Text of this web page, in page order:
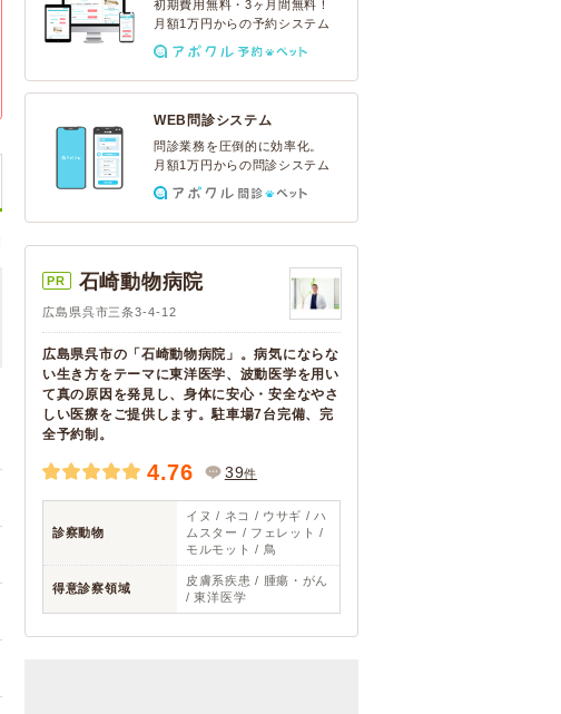
初期費用無料・3ヶ月間無料！
月額1万円からの予約システム
WEB問診システム
問診業務を圧倒的に効率化。
月額1万円からの問診システム
PR 石崎動物病院
広島県呉市三条3-4-12
広島県呉市の「石崎動物病院」。病気にならな
い生き方をテーマに東洋医学、波動医学を用い
て真の原因を発見し、身体に安心・安全なやさ
しい医療をご提供します。駐車場7台完備、完
全予約制。
4.76 39件
診察動物
イヌ / ネコ / ウサギ / ハ
ムスター / フェレット /
モルモット / 鳥
得意診察領域
皮膚系疾患 / 腫瘍・がん
/ 東洋医学